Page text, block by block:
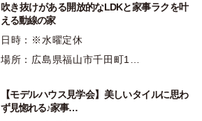
吹き抜けがある開放的なLDKと家事ラクを叶
える動線の家
日時：※水曜定休
場所：広島県福山市千田町1…
【モデルハウス見学会】美しいタイルに思わ
ず見惚れる♪家事…